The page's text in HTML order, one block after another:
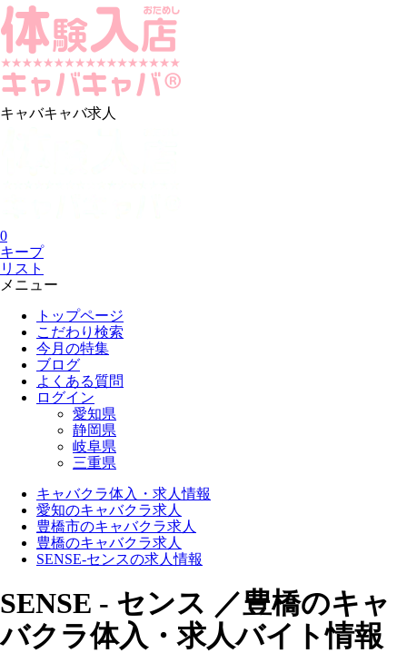
キャバキャバ求人
0
キープ
リスト
メニュー
トップページ
こだわり検索
今月の特集
ブログ
よくある質問
ログイン
愛知県
静岡県
岐阜県
三重県
キャバクラ体入・求人情報
愛知のキャバクラ求人
豊橋市のキャバクラ求人
豊橋のキャバクラ求人
SENSE-センスの求人情報
SENSE - センス ／豊橋のキャ
バクラ体入・求人バイト情報